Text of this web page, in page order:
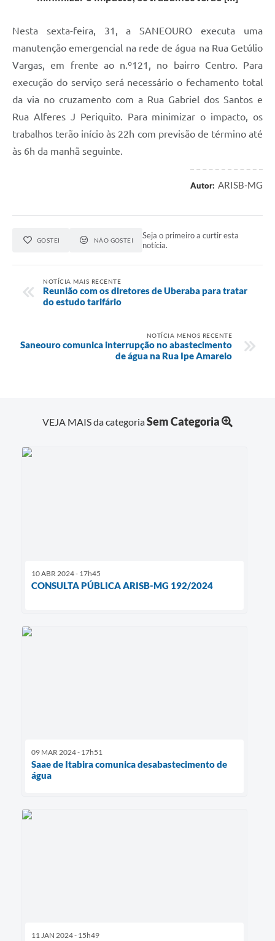
Nesta sexta-feira, 31, a SANEOURO executa uma
manutenção emergencial na rede de água na Rua Getúlio
Vargas, em frente ao n.º121, no bairro Centro. Para
execução do serviço será necessário o fechamento total
da via no cruzamento com a Rua Gabriel dos Santos e
Rua Alferes J Periquito. Para minimizar o impacto, os
trabalhos terão início às 22h com previsão de término até
às 6h da manhã seguinte.
Autor: ARISB-MG
GOSTEI NÃO GOSTEI
Seja o primeiro a curtir esta
notícia.
NOTÍCIA MAIS RECENTE
Reunião com os diretores de Uberaba para tratar
do estudo tarifário
NOTÍCIA MENOS RECENTE
Saneouro comunica interrupção no abastecimento
de água na Rua Ipe Amarelo
VEJA MAIS da categoriaSem Categoria
10 ABR 2024 - 17h45
CONSULTA PÚBLICA ARISB-MG 192/2024
09 MAR 2024 - 17h51
Saae de Itabira comunica desabastecimento de
água
11 JAN 2024 - 15h49